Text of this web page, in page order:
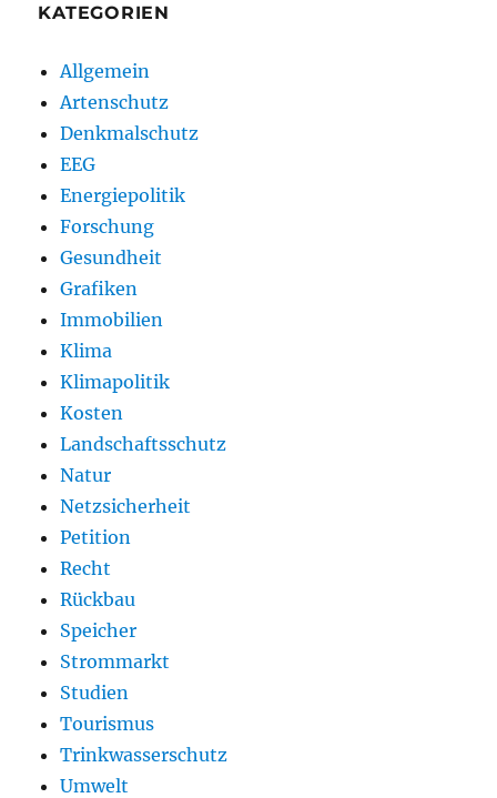
KATEGORIEN
Allgemein
Artenschutz
Denkmalschutz
EEG
Energiepolitik
Forschung
Gesundheit
Grafiken
Immobilien
Klima
Klimapolitik
Kosten
Landschaftsschutz
Natur
Netzsicherheit
Petition
Recht
Rückbau
Speicher
Strommarkt
Studien
Tourismus
Trinkwasserschutz
Umwelt